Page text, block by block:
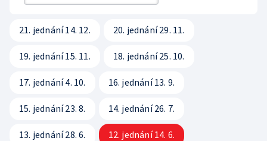
Etický panel
Statut ČT
Kodex ČT
ČT podporuje
Přístupnost
Vliv vysílání na děti
Hudební banky
Pravidla pro dodavatele
21. jednání 14. 12. 20. jednání 29. 11.
19. jednání 15. 11. 18. jednání 25. 10.
17. jednání 4. 10. 16. jednání 13. 9.
15. jednání 23. 8. 14. jednání 26. 7.
13. jednání 28. 6. 12. jednání 14. 6.